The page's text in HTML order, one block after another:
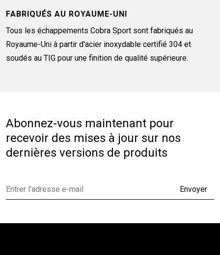
FABRIQUÉS AU ROYAUME-UNI
Tous les échappements Cobra Sport sont fabriqués au
Royaume-Uni à partir d'acier inoxydable certifié 304 et
soudés au TIG pour une finition de qualité supérieure.
Abonnez-vous maintenant pour
recevoir des mises à jour sur nos
dernières versions de produits
Envoyer